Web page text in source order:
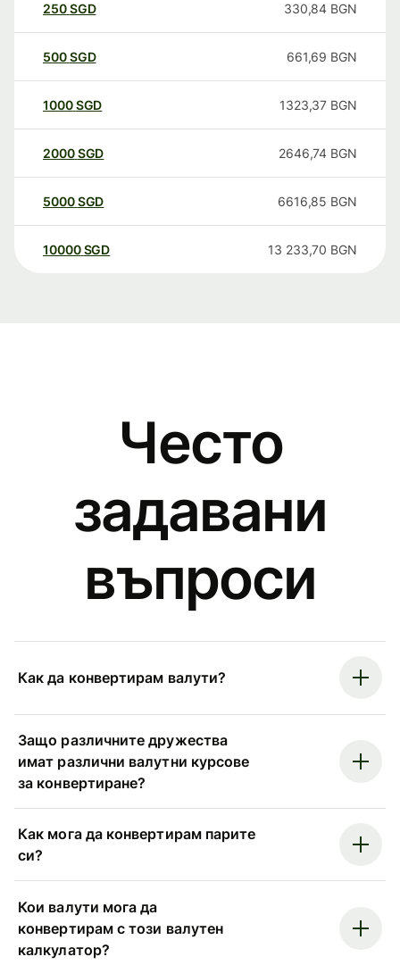
250SGD 330,84 BGN
500SGD 661,69 BGN
1000SGD 1323,37 BGN
2000SGD 2646,74 BGN
5000SGD 6616,85 BGN
10000 SGD 13 233,70 BGN
Често
задавани
въпроси
Как да конвертирам валути?
Защо различните дружества
имат различни валутни курсове
за конвертиране?
Как мога да конвертирам парите
си?
Кои валути мога да
конвертирам с този валутен
калкулатор?